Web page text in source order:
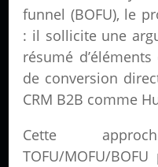
funnel (BOFU), le
: il sollicite une
résumé
de conversion
CRM B2B comme
Cette
TOFU/MOFU/